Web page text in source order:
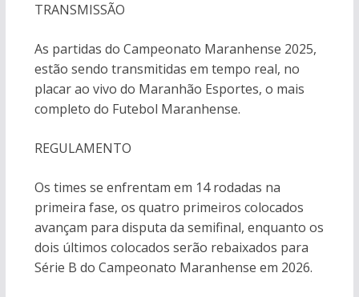
TRANSMISSÃO
As partidas do Campeonato Maranhense 2025,
estão sendo transmitidas em tempo real, no
placar ao vivo do Maranhão Esportes, o mais
completo do Futebol Maranhense.
REGULAMENTO
Os times se enfrentam em 14 rodadas na
primeira fase, os quatro primeiros colocados
avançam para disputa da semifinal, enquanto os
dois últimos colocados serão rebaixados para
Série B do Campeonato Maranhense em 2026.